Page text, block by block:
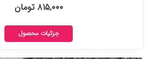
۸۱۵,۰۰۰ تومان
جزئیات محصول